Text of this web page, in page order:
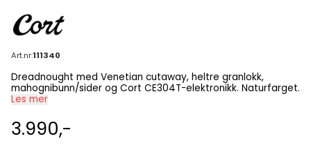
Art.nr:111340
Dreadnought med Venetian cutaway, heltre granlokk,
mahognibunn/sider og Cort CE304T-elektronikk. Naturfarget.
Les mer
3.990,-